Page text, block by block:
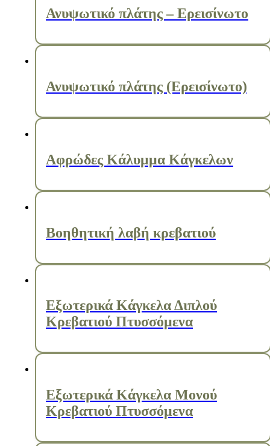
Ανυψωτικό πλάτης – Ερεισίνωτο
Ανυψωτικό πλάτης (Ερεισίνωτο)
Αφρώδες Κάλυμμα Κάγκελων
Βοηθητική λαβή κρεβατιού
Εξωτερικά Κάγκελα Διπλού
Κρεβατιού Πτυσσόμενα
Εξωτερικά Κάγκελα Μονού
Κρεβατιού Πτυσσόμενα